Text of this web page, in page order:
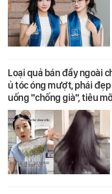
Loại quả bán đầy ngoài
ủ tóc óng mượt, phái
uống "chống già", tiêu